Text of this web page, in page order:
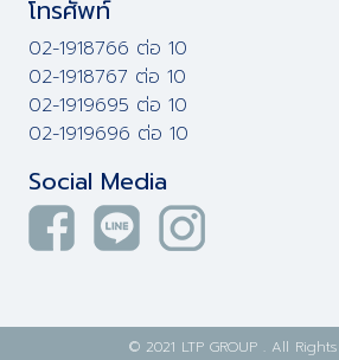
โทรศัพท์
02-1918766 ต่อ 10
02-1918767 ต่อ 10
02-1919695 ต่อ 10
02-1919696 ต่อ 10
Social Media
© 2021 LTP GROUP . All